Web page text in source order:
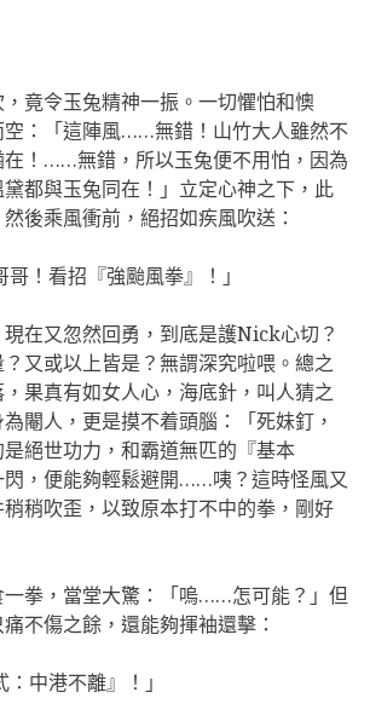
竟令玉兔精神一振。一切懼怕和懊
空：「這陣風……無錯！山竹大人雖然不
在！……無錯，所以玉兔便不用怕，因為
都與玉兔同在！」立定心神之下，此
後乘風衝前，絕招如疾風吹送：
哥！看招『強颱風拳』！」
在又忽然回勇，到底是護Nick心切？
又或以上皆是？無謂深究啦喂。總之
果真有如女人心，海底針，叫人猜之
閹人，更是摸不着頭腦：「死妹釘，
絕世功力，和霸道無匹的『基本
閃，便能夠輕鬆避開……咦？這時怪風又
稍吹歪，以致原本打不中的拳，剛好
拳，當堂大驚：「嗚……怎可能？」 但
不傷之餘，還能夠揮袖還擊：
：中港不離』！」